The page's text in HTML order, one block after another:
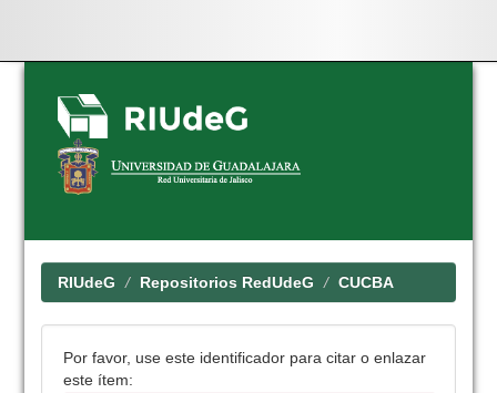
Skip
navigation
RIUdeG Repositorios RedUdeG CUCBA
Por favor, use este identificador para citar o enlazar
este ítem: